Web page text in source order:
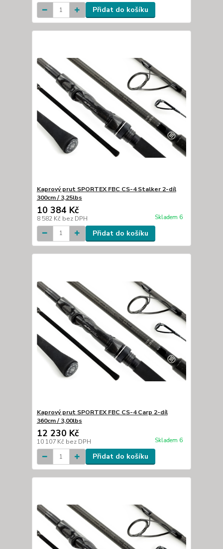
Přidat do košíku
Kaprový prut SPORTEX FBC CS-4 Stalker 2-díl
300cm / 3,25lbs
10 384 Kč
8 582 Kč bez DPH Skladem 6
Přidat do košíku
Kaprový prut SPORTEX FBC CS-4 Carp 2-díl
360cm / 3,00lbs
12 230 Kč
10 107 Kč bez DPH Skladem 6
Přidat do košíku